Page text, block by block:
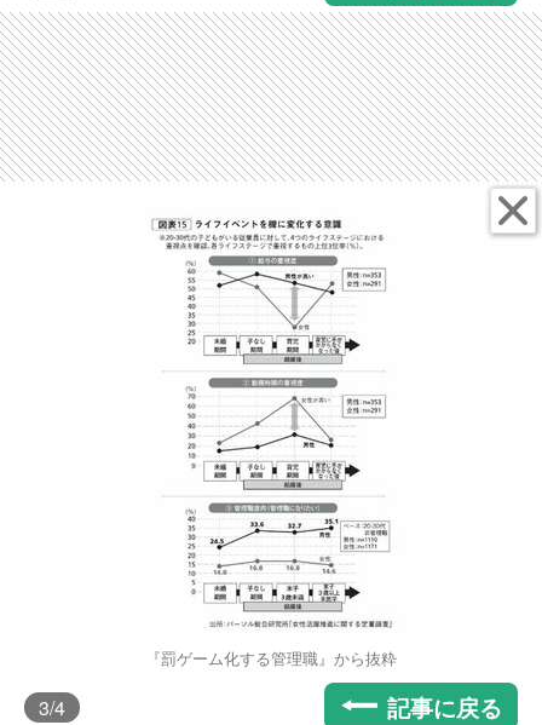
『罰ゲーム化する管理職』から抜粋
3/4 記事に戻る